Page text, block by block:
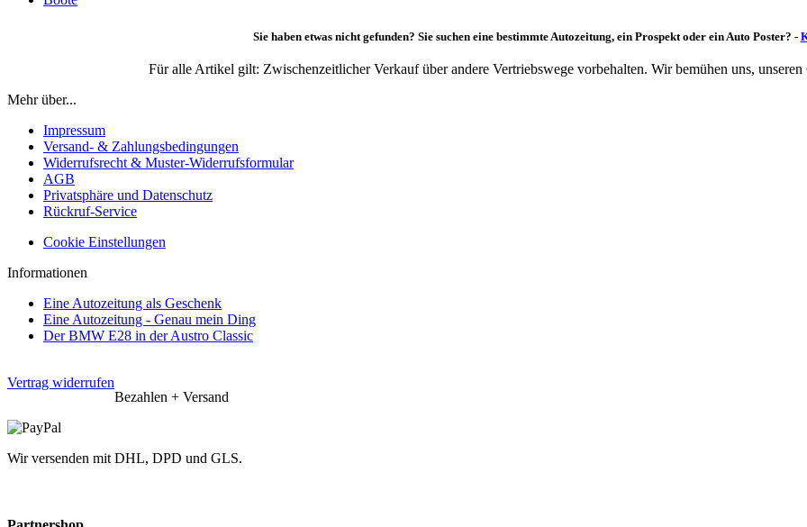
Sie haben etwas nicht gefunden? Sie suchen eine bestimmte Autozeitung, ein Prospekt oder ein Auto Poster? -
Für alle Artikel gilt: Zwischenzeitlicher Verkauf über andere Vertriebswege vorbehalten. Wir bemühen uns,
Mehr über...
Impressum
Versand- & Zahlungsbedingungen
Widerrufsrecht & Muster-Widerrufsformular
AGB
Privatsphäre und Datenschutz
Rückruf-Service
Cookie Einstellungen
Informationen
Eine Autozeitung als Geschenk
Eine Autozeitung - Genau mein Ding
Der BMW E28 in der Austro Classic
Vertrag widerrufen
Bezahlen + Versand
Wir versenden mit DHL, DPD und GLS.